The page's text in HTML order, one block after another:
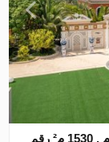
فيلا في XXII Carat, نخلة جميرا, دبي 7 غرف نوم , 1530 م² رقم